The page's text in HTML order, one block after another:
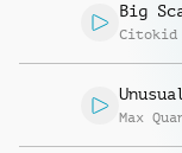
Musikanfrage
Big
Citokid
Max